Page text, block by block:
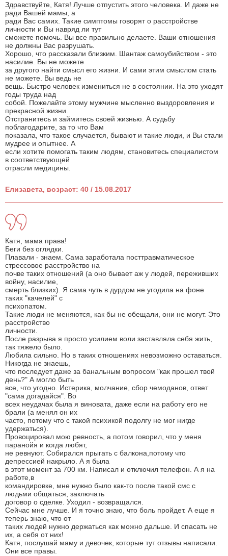
Здравствуйте, Катя! Лучше отпустить этого человека. И даже не
ради Вашей мамы, а
ради Вас самих. Такие симптомы говорят о расстройстве
личности и Вы навряд ли тут
сможете помочь. Вы все правильно делаете. Ваши отношения
не должны Вас разрушать.
Хорошо, что рассказали близким. Шантаж самоубийством - это
насилие. Вы не можете
за другого найти смысл его жизни. И сами этим смыслом стать
не можете. Вы ведь не
вещь. Быстро человек измениться не в состоянии. На это уходят
годы труда над
собой. Пожелайте этому мужчине мысленно выздоровления и
прекрасной жизни.
Отстранитесь и займитесь своей жизнью. А судьбу
поблагодарите, за то что Вам
показала, что такое случается, бывают и такие люди, и Вы стали
мудрее и опытнее. А
если хотите помогать таким людям, становитесь специалистом
в соответствующей
отрасли медицины.
Елизавета, возраст: 40 / 15.08.2017
Катя, мама права!
Беги без оглядки.
Плавали - знаем. Сама заработала посттравматическое
стрессовое расстройство на
почве таких отношений (а оно бывает аж у людей, переживших
войну, насилие,
смерть близких). Я сама чуть в дурдом не угодила на фоне
таких "качелей" с
психопатом.
Такие люди не меняются, как бы не обещали, они не могут. Это
расстройство
личности.
После разрыва я просто усилием воли заставляла себя жить,
так тяжело было.
Любила сильно. Но в таких отношениях невозможно оставаться.
Никогда не знаешь,
что последует даже за банальным вопросом "как прошел твой
день?" А могло быть
все, что угодно. Истерика, молчание, сбор чемоданов, ответ
"сама догадайся". Во
всех неудачах была я виновата, даже если на работу его не
брали (а менял он их
часто, потому что с такой психикой подолгу не мог нигде
удержаться).
Провоцировал мою ревность, а потом говорил, что у меня
паранойя и когда любят,
не ревнуют. Собирался прыгать с балкона,потому что
депрессией накрыло. А я была
в этот момент за 700 км. Написал и отключил телефон. А я на
работе,в
командировке, мне нужно было как-то после такой смс с
людьми общаться, заключать
договор о сделке. Уходил - возвращался.
Сейчас мне лучше. И я точно знаю, что боль пройдет. А еще я
теперь знаю, что от
таких людей нужно держаться как можно дальше. И спасать не
их, а себя от них!
Катя, послушай маму и девочек, которые тут отзывы написали.
Они все правы.